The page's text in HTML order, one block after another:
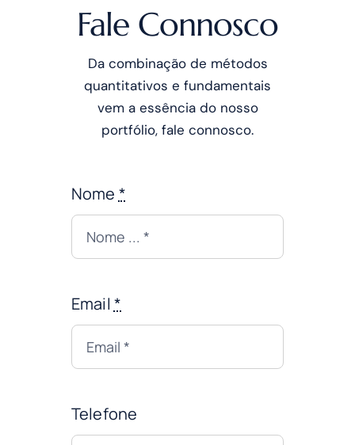
Fale Connosco
Da combinação de métodos
quantitativos e fundamentais
vem a essência do nosso
portfólio, fale connosco.
Nome *
Email *
Telefone